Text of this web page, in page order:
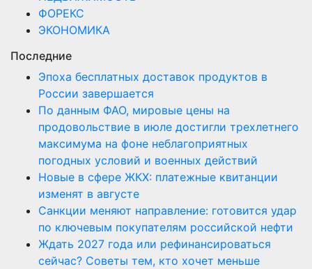
ФОРЕКС
ЭКОНОМИКА
Последние
Эпоха бесплатных доставок продуктов в
России завершается
По данным ФАО, мировые цены на
продовольствие в июле достигли трехлетнего
максимума на фоне неблагоприятных
погодных условий и военных действий
Новые в сфере ЖКХ: платежные квитанции
изменят в августе
Санкции меняют направление: готовится удар
по ключевым покупателям российской нефти
Ждать 2027 года или рефинансироваться
сейчас? Советы тем, кто хочет меньше